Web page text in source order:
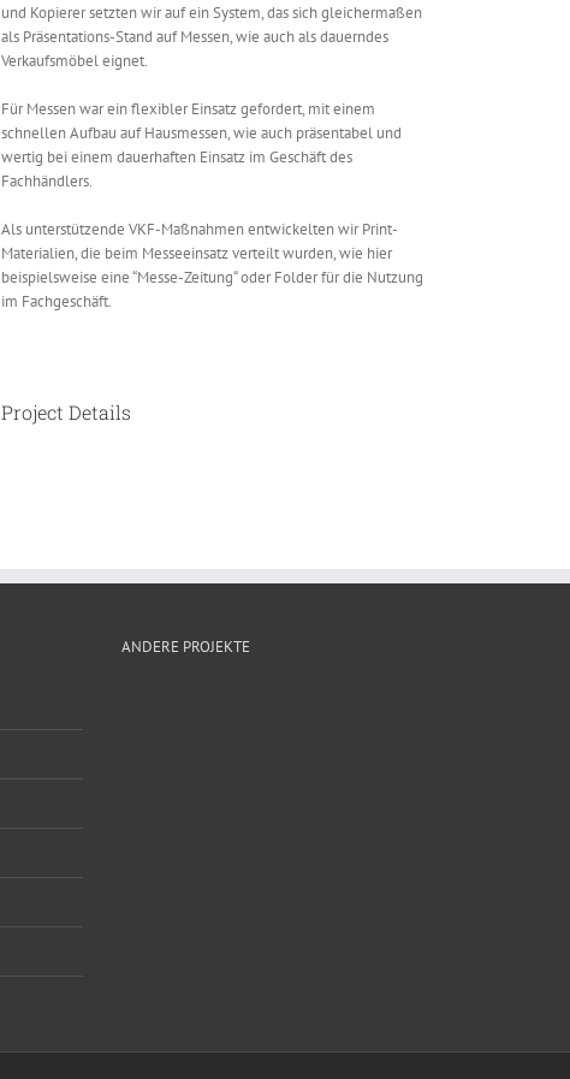
und Kopierer setzten wir auf ein System, das sich gleichermaßen
als Präsentations-Stand auf Messen, wie auch als dauerndes
Verkaufsmöbel eignet.
Für Messen war ein flexibler Einsatz gefordert, mit einem
schnellen Aufbau auf Hausmessen, wie auch präsentabel und
wertig bei einem dauerhaften Einsatz im Geschäft des
Fachhändlers.
Als unterstützende VKF-Maßnahmen entwickelten wir Print-
Materialien, die beim Messeeinsatz verteilt wurden, wie hier
beispielsweise eine “Messe-Zeitung“ oder Folder für die Nutzung
im Fachgeschäft.
Project Details
ANDERE PROJEKTE